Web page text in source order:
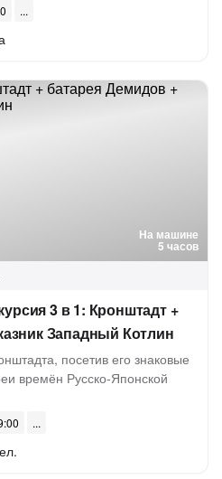
На машине
5 часов
3 в 1: Кронштадт +
Западный Котлин
посетив его знаковые
времён Русско-Японской